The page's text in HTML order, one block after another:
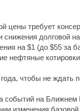
требует
долговой
на $1 (до $55 за
нефтяные
чтобы не ждать
событий на
изменения